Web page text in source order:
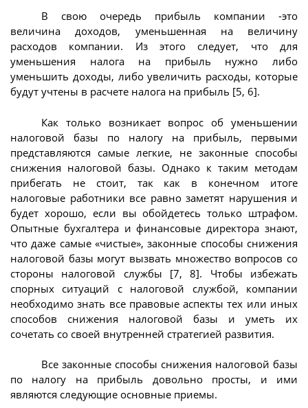
В свою очередь прибыль компании -это
величина доходов, уменьшенная на величину
расходов компании. Из этого следует, что для
уменьшения налога на прибыль нужно либо
уменьшить доходы, либо увеличить расходы, которые
будут учтены в расчете налога на прибыль [5, 6].
Как только возникает вопрос об уменьшении
налоговой базы по налогу на прибыль, первыми
представляются самые легкие, не законные способы
снижения налоговой базы. Однако к таким методам
прибегать не стоит, так как в конечном итоге
налоговые работники все равно заметят нарушения и
будет хорошо, если вы обойдетесь только штрафом.
Опытные бухгалтера и финансовые директора знают,
что даже самые «чистые», законные способы снижения
налоговой базы могут вызвать множество вопросов со
стороны налоговой службы [7, 8]. Чтобы избежать
спорных ситуаций с налоговой службой, компании
необходимо знать все правовые аспекты тех или иных
способов снижения налоговой базы и уметь их
сочетать со своей внутренней стратегией развития.
Все законные способы снижения налоговой базы
по налогу на прибыль довольно просты, и ими
являются следующие основные приемы.